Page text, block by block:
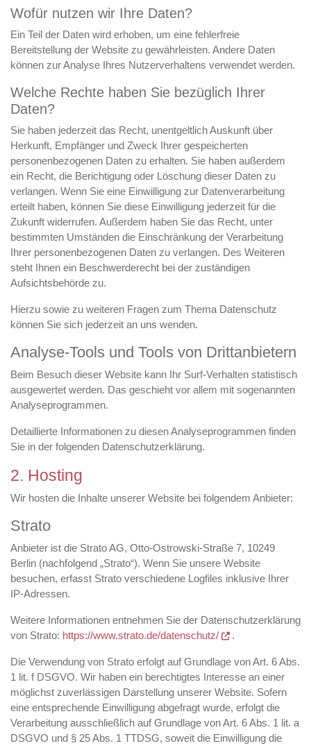
Wofür nutzen wir Ihre Daten?
Ein Teil der Daten wird erhoben, um eine fehlerfreie
Bereitstellung der Website zu gewährleisten. Andere Daten
können zur Analyse Ihres Nutzerverhaltens verwendet werden.
Welche Rechte haben Sie bezüglich Ihrer
Daten?
Sie haben jederzeit das Recht, unentgeltlich Auskunft über
Herkunft, Empfänger und Zweck Ihrer gespeicherten
personenbezogenen Daten zu erhalten. Sie haben außerdem
ein Recht, die Berichtigung oder Löschung dieser Daten zu
verlangen. Wenn Sie eine Einwilligung zur Datenverarbeitung
erteilt haben, können Sie diese Einwilligung jederzeit für die
Zukunft widerrufen. Außerdem haben Sie das Recht, unter
bestimmten Umständen die Einschränkung der Verarbeitung
Ihrer personenbezogenen Daten zu verlangen. Des Weiteren
steht Ihnen ein Beschwerderecht bei der zuständigen
Aufsichtsbehörde zu.
Hierzu sowie zu weiteren Fragen zum Thema Datenschutz
können Sie sich jederzeit an uns wenden.
Analyse-Tools und Tools von Dritt­anbietern
Beim Besuch dieser Website kann Ihr Surf-Verhalten statistisch
ausgewertet werden. Das geschieht vor allem mit sogenannten
Analyseprogrammen.
Detaillierte Informationen zu diesen Analyseprogrammen finden
Sie in der folgenden Datenschutzerklärung.
2. Hosting
Wir hosten die Inhalte unserer Website bei folgendem Anbieter:
Strato
Anbieter ist die Strato AG, Otto-Ostrowski-Straße 7, 10249
Berlin (nachfolgend „Strato“). Wenn Sie unsere Website
besuchen, erfasst Strato verschiedene Logfiles inklusive Ihrer
IP-Adressen.
Weitere Informationen entnehmen Sie der Datenschutzerklärung
von Strato: https://www.strato.de/datenschutz/ .
Die Verwendung von Strato erfolgt auf Grundlage von Art. 6 Abs.
1 lit. f DSGVO. Wir haben ein berechtigtes Interesse an einer
möglichst zuverlässigen Darstellung unserer Website. Sofern
eine entsprechende Einwilligung abgefragt wurde, erfolgt die
Verarbeitung ausschließlich auf Grundlage von Art. 6 Abs. 1 lit. a
DSGVO und § 25 Abs. 1 TTDSG, soweit die Einwilligung die